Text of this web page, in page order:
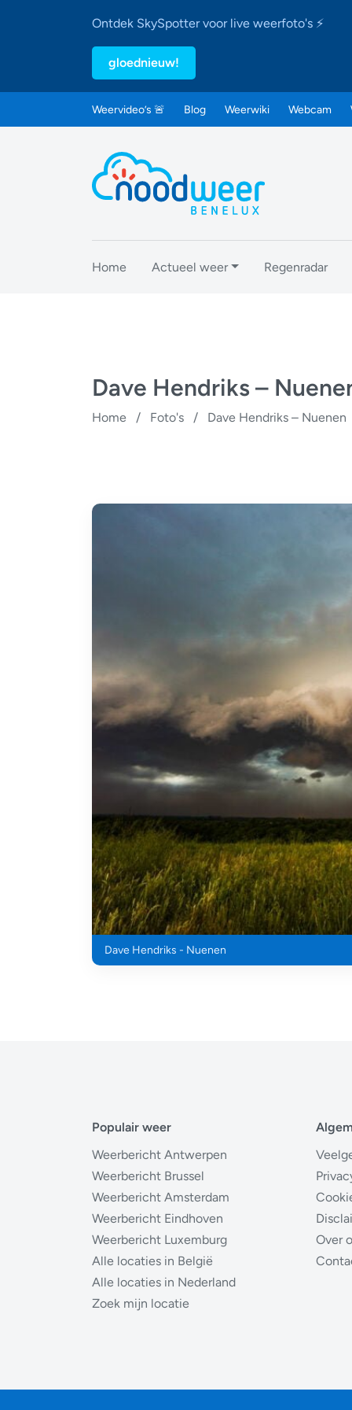
Ontdek SkySpotter voor live weerfoto's ⚡
gloednieuw!
Weervideo’s 🚨 Blog Weerwiki Webcam
Home Actueel weer Regenradar
Dave Hendriks –
Home / Foto's / Dave Hendriks – Nuenen
Dave Hendriks - Nuenen
Populair weer
Weerbericht Antwerpen
Weerbericht Brussel
Weerbericht Amsterdam
Weerbericht Eindhoven
Weerbericht Luxemburg
Alle locaties in België
Alle locaties in Nederland
Zoek mijn locatie
Over